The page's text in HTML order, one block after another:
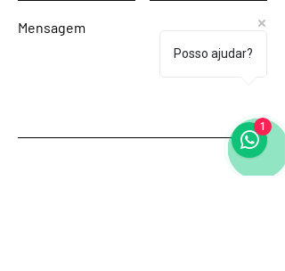
Mensagem
Posso ajudar?
1